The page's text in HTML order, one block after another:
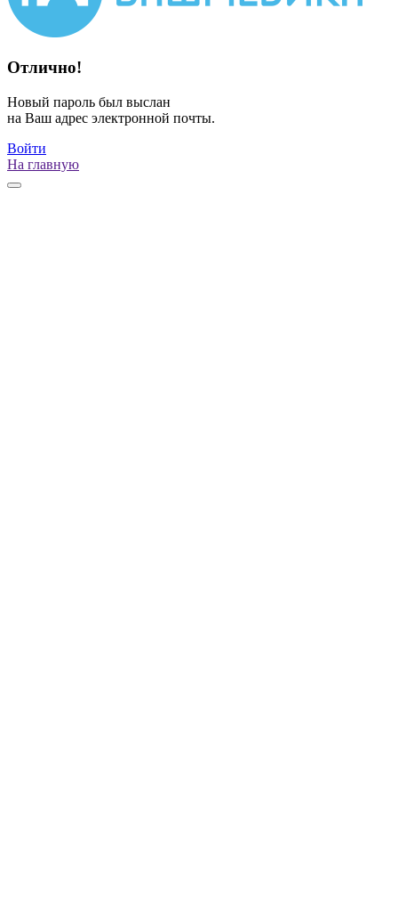
Отлично!
Новый пароль был выслан
на Ваш адрес электронной почты.
Войти
На главную